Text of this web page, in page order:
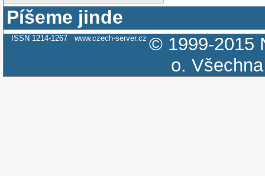
Píšeme jinde
ISSN 1214-1267 www.czech-server.cz © 1999-2015
o.